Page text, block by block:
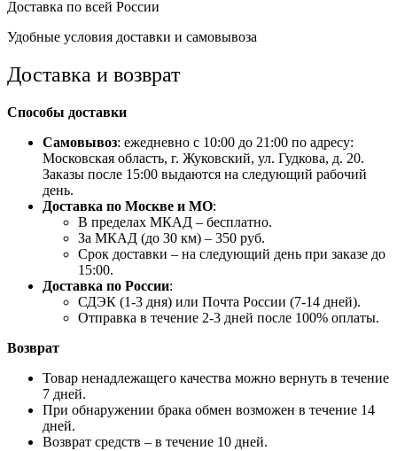
Доставка по всей России
Удобные условия доставки и самовывоза
Доставка и возврат
Способы доставки
Самовывоз: ежедневно с 10:00 до 21:00 по адресу:
Московская область, г. Жуковский, ул. Гудкова, д. 20.
Заказы после 15:00 выдаются на следующий рабочий
день.
Доставка по Москве и МО:
В пределах МКАД – бесплатно.
За МКАД (до 30 км) – 350 руб.
Срок доставки – на следующий день при заказе до
15:00.
Доставка по России:
СДЭК (1-3 дня) или Почта России (7-14 дней).
Отправка в течение 2-3 дней после 100% оплаты.
Возврат
Товар ненадлежащего качества можно вернуть в течение
7 дней.
При обнаружении брака обмен возможен в течение 14
дней.
Возврат средств – в течение 10 дней.